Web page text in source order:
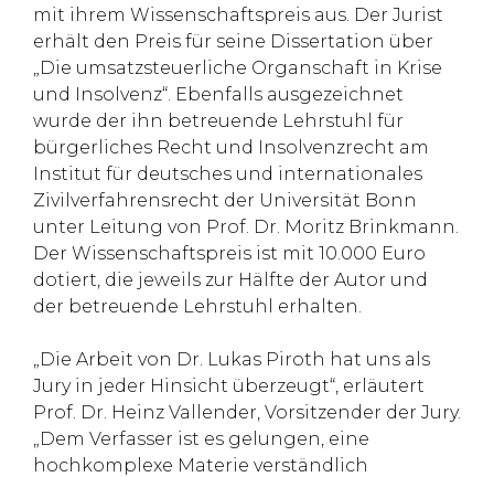
mit ihrem Wissenschaftspreis aus. Der Jurist
erhält den Preis für seine Dissertation über
„Die umsatzsteuerliche Organschaft in Krise
und Insolvenz“. Ebenfalls ausgezeichnet
wurde der ihn betreuende Lehrstuhl für
bürgerliches Recht und Insolvenzrecht am
Institut für deutsches und internationales
Zivilverfahrensrecht der Universität Bonn
unter Leitung von Prof. Dr. Moritz Brinkmann.
Der Wissenschaftspreis ist mit 10.000 Euro
dotiert, die jeweils zur Hälfte der Autor und
der betreuende Lehrstuhl erhalten.
„Die Arbeit von Dr. Lukas Piroth hat uns als
Jury in jeder Hinsicht überzeugt“, erläutert
Prof. Dr. Heinz Vallender, Vorsitzender der Jury.
„Dem Verfasser ist es gelungen, eine
hochkomplexe Materie verständlich